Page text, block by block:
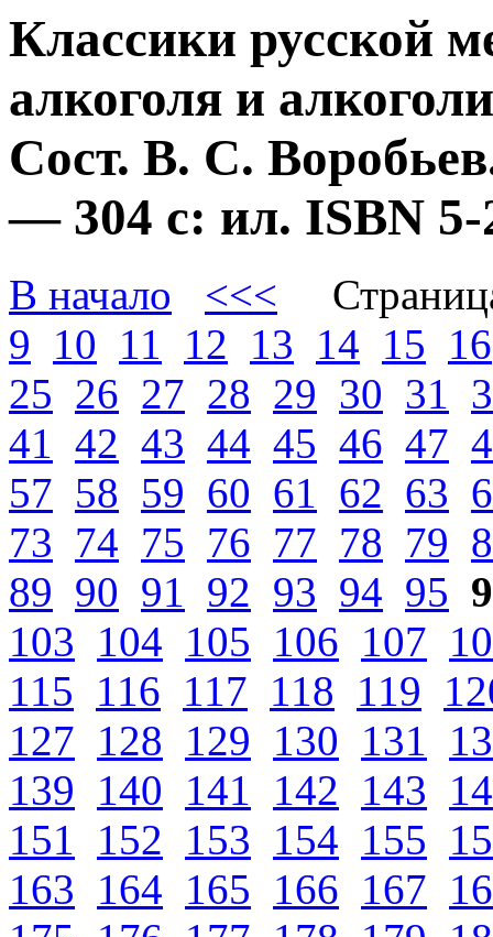
Классики русской
алкоголя и
Сост. В. С.
— 304 с: ил. ISBN
В начало <<<
9 10 11 12 13 14 15 16
25 26 27 28 29 30 31
41 42 43 44 45 46 47
57 58 59 60 61 62 63
73 74 75 76 77 78 79
89 90 91 92 93 94 95
103 104 105 106 107
115 116 117 118 119
127 128 129 130 131
139 140 141 142 143
151
152 153 154 155
163 164 165 166 167